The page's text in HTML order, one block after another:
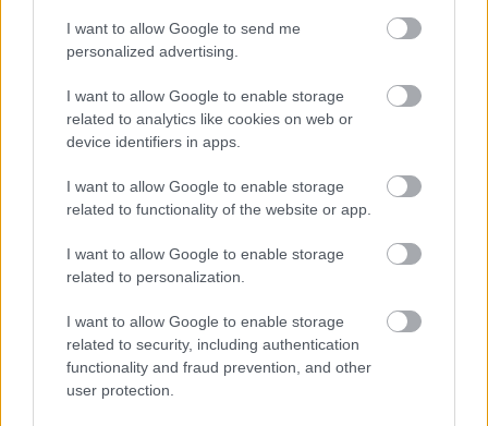
I want to allow Google to send me
personalized advertising.
I want to allow Google to enable storage
related to analytics like cookies on web or
device identifiers in apps.
I want to allow Google to enable storage
related to functionality of the website or app.
I want to allow Google to enable storage
related to personalization.
I want to allow Google to enable storage
related to security, including authentication
functionality and fraud prevention, and other
user protection.
Magyar történelem
Reformkor, forradalom és szabadságharc
Magyarországon
A reformmozgalom kibontakozása
Lapszám